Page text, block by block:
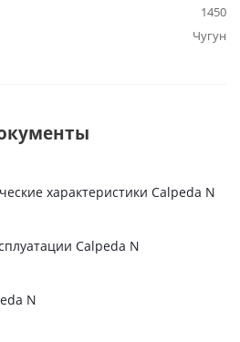
1450
Чугун
характеристики Calpeda N
Calpeda N
N